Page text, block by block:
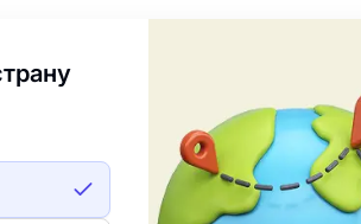
This page is available in another
ИИ лого